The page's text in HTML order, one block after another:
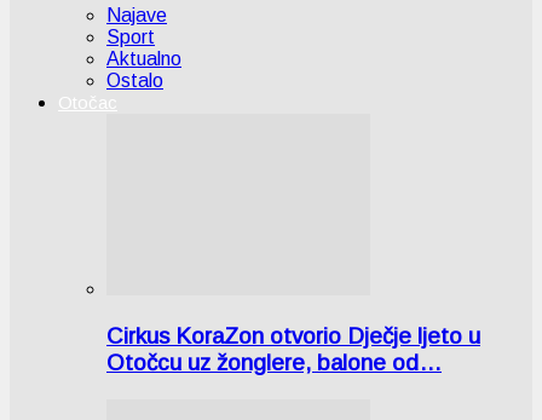
Najave
Sport
Aktualno
Ostalo
Otočac
Cirkus KoraZon otvorio Dječje ljeto u
Otočcu uz žonglere, balone od…